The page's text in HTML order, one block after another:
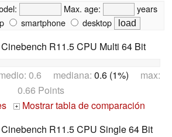
Max. age:
years
smartphone desktop
R11.5 CPU Multi 64 Bit
0.6 mediana: 0.6 (1%) max:
0.66 Points
+
Mostrar tabla de comparación
R11.5 CPU Single 64 Bit